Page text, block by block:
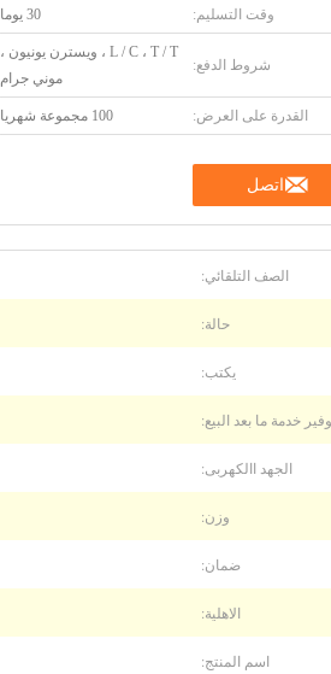
وقت التسليم: 30 يوما
شروط الدفع:
L / C ، T / T ، ويسترن يونيون ،
موني جرام
القدرة على العرض: 100 مجموعة شهريا
اتصل
الصف التلقائي:
حالة:
يكتب:
خدمة ما بعد البيع:
الجهد االكهربى:
وزن:
ضمان:
الاهلية:
اسم المنتج: